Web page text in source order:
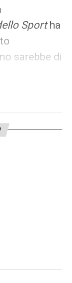
Sportha
sarebbe di
Germania,
una certa
Wolfsburg.